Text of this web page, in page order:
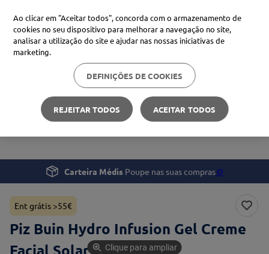
Procure no Marketplace Médis
Pesquisas mais comuns
xiaomi
cerave
Beleza e Cuidado pessoal
Proteção Solar
Piz Buin Hydro Infusion Gel Creme Facial Solar Spf30
Carteira Médis Poupe nas suas compras🪙
Ent grátis >55€
Piz Buin Hydro Infusion Gel Creme
Facial Solar Spf30 50ml
Clique para ampliar
Ao clicar em "Aceitar todos", concorda com o armazenamento de
cookies no seu dispositivo para melhorar a navegação no site,
analisar a utilização do site e ajudar nas nossas iniciativas de
marketing.
DEFINIÇÕES DE COOKIES
REJEITAR TODOS ACEITAR TODOS